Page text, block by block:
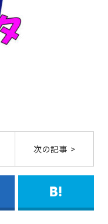
次の記事 >